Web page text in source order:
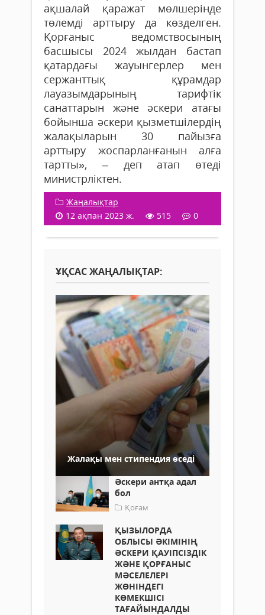
ақшалай қаражат мөлшерінде
төлемді арттыру да көзделген.
Қорғаныс ведомствосының
басшысы 2024 жылдан бастап
қатардағы жауынгерлер мен
сержанттық құрамдар
лауазымдарының тарифтік
санаттарын және әскери атағы
бойынша әскери қызметшілердің
жалақыларын 30 пайызға
арттыру жоспарланғанын алға
тартты», – деп атап өтеді
министрліктен.
Жаңалықтар
12 ақпан 2023 ж.
515 0
ҰҚСАС ЖАҢАЛЫҚТАР:
Жалақы мен стипендия өседі
Әскери антқа адал
бол
Қоғам
ҚЫЗЫЛОРДА
ОБЛЫСЫ ӘКІМІНІҢ
ӘСКЕРИ ҚАУІПСІЗДІК
ЖӘНЕ ҚОРҒАНЫС
МӘСЕЛЕЛЕРІ
ЖӨНІНДЕГІ
КӨМЕКШІСІ
ТАҒАЙЫНДАЛДЫ